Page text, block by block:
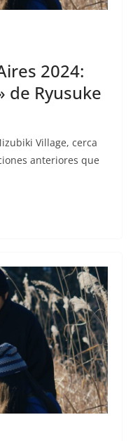
2024:
de Ryusuke
Village, cerca
anteriores que